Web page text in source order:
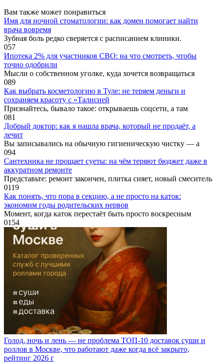
Вам также может понравиться
Имя для ночной стоматологии: как домен помогает найти
врача вовремя
Зубная боль редко сверяется с расписанием клиники.
057
Ипотека 2% для участников СВО: на что смотреть, чтобы
точно одобрили
Мысли о собственном уголке, куда хочется возвращаться
089
Как выбрать косметологию в Туле: не теряем деньги и
сохраняем красоту с «Талисией
Признайтесь, бывало такое: открываешь соцсети, а там
081
Добрый доктор: как я нашла врача, который не продаёт, а
лечит
Вы записывались на обычную гигиеническую чистку — а
094
Сантехника не прощает суеты: на чём теряют бюджет даже в
аккуратном ремонте
Представьте: ремонт закончен, плитка сияет, новый смеситель
0119
Как понять, что пора в секцию, а не просто на каток:
экономим годы родительских нервов
Момент, когда каток перестаёт быть просто воскресным
0154
Голод, ночь и лень — не проблема ТОП-10 доставок суши и
роллов в Москве, что работают даже когда всё закрыто,
рейтинг 2026 г